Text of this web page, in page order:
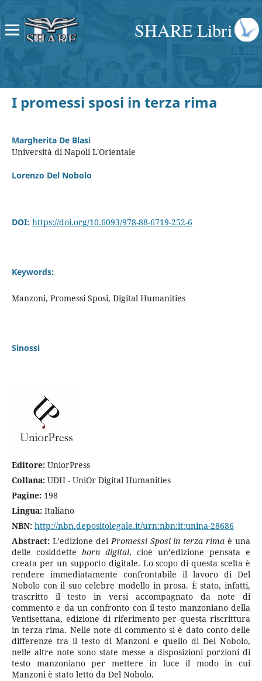
SHARE Libri
I promessi sposi in terza rima
Margherita De Blasi
Università di Napoli L'Orientale
Lorenzo Del Nobolo
DOI: https://doi.org/10.6093/978-88-6719-252-6
Keywords:
Manzoni, Promessi Sposi, Digital Humanities
Sinossi
Editore:UniorPress
Collana:UDH - UniOr Digital Humanities
Pagine:198
Lingua:Italiano
NBN: http://nbn.depositolegale.it/urn:nbn:it:unina-28686
Abstract: L’edizione deiPromessi Sposi in terza rima è una
delle cosiddette born digital, cioè un’edizione pensata e
creata per un supporto digitale. Lo scopo di questa scelta è
rendere immediatamente confrontabile il lavoro di Del
Nobolo con il suo celebre modello in prosa. È stato, infatti,
trascritto il testo in versi accompagnato da note di
commento e da un confronto con il testo manzoniano della
Ventisettana, edizione di riferimento per questa riscrittura
in terza rima. Nelle note di commento si è dato conto delle
differenze tra il testo di Manzoni e quello di Del Nobolo,
nelle altre note sono state messe a disposizioni porzioni di
testo manzoniano per mettere in luce il modo in cui
Manzoni è stato letto da Del Nobolo.